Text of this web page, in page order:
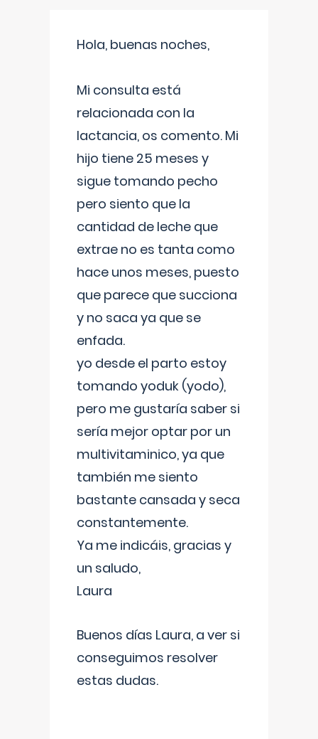
Hola, buenas noches,
Mi consulta está
relacionada con la
lactancia, os comento. Mi
hijo tiene 25 meses y
sigue tomando pecho
pero siento que la
cantidad de leche que
extrae no es tanta como
hace unos meses, puesto
que parece que succiona
y no saca ya que se
enfada.
yo desde el parto estoy
tomando yoduk (yodo),
pero me gustaría saber si
sería mejor optar por un
multivitaminico, ya que
también me siento
bastante cansada y seca
constantemente.
Ya me indicáis, gracias y
un saludo,
Laura
Buenos días Laura, a ver si
conseguimos resolver
estas dudas.